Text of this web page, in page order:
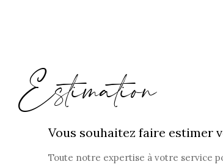
Estimation
Vous souhaitez faire estimer
Toute notre expertise à votre service